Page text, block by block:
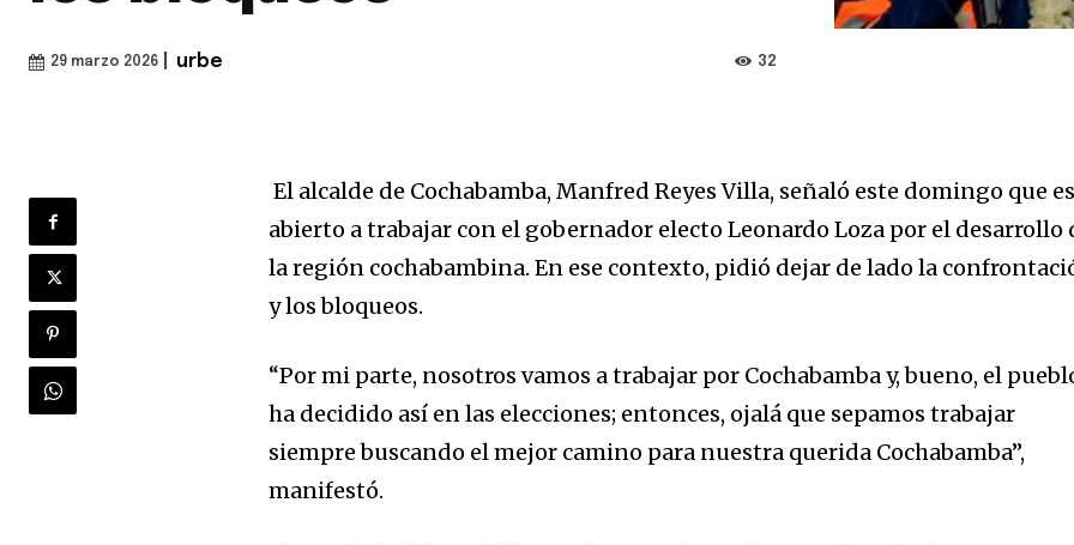
29 marzo 2026 urbe 32
El alcalde de Cochabamba, Manfred Reyes Villa, señaló este domingo que
abierto a trabajar con el gobernador electo Leonardo Loza por el desarrollo
la región cochabambina. En ese contexto, pidió dejar de lado la
y los bloqueos.
“Por mi parte, nosotros vamos a trabajar por Cochabamba y, bueno, el
ha decidido así en las elecciones; entonces, ojalá que sepamos trabajar
siempre buscando el mejor camino para nuestra querida Cochabamba”,
manifestó.